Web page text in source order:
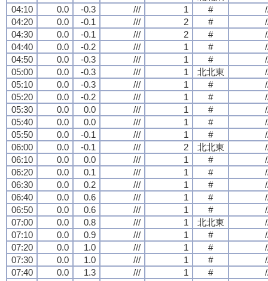
04:10
0.0 -0.3 /// 1 #
04:20
0.0 -0.1 /// 2 #
04:30
0.0 -0.1 /// 2 #
04:40
0.0 -0.2 /// 1 #
04:50
0.0 -0.3 /// 1 #
05:00
0.0 -0.3 /// 1 北北東
05:10
0.0 -0.3 /// 1 #
05:20
0.0 -0.2 /// 1 #
05:30
0.0 0.0 /// 1 #
05:40
0.0 0.0 /// 1 #
05:50
0.0 -0.1 /// 1 #
06:00
0.0 -0.1 /// 2 北北東
06:10
0.0 0.0 /// 1 #
06:20
0.0 0.1 /// 1 #
06:30
0.0 0.2 /// 1 #
06:40
0.0 0.6 /// 1 #
06:50
0.0 0.6 /// 1 #
07:00
0.0 0.8 /// 1 北北東
07:10
0.0 0.9 /// 1 #
07:20
0.0 1.0 /// 1 #
07:30
0.0 1.0 /// 1 #
07:40
0.0 1.3 /// 1 #